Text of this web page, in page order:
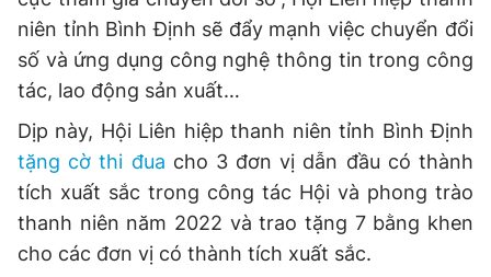
niên tỉnh Bình Định sẽ đẩy mạnh việc chuyển đổi
số và ứng dụng công nghệ thông tin trong công
tác, lao động sản xuất…
Dịp này, Hội Liên hiệp thanh niên tỉnh Bình Định
tặng cờ thi đua cho 3 đơn vị dẫn đầu có thành
tích xuất sắc trong công tác Hội và phong trào
thanh niên năm 2022 và trao tặng 7 bằng khen
cho các đơn vị có thành tích xuất sắc.